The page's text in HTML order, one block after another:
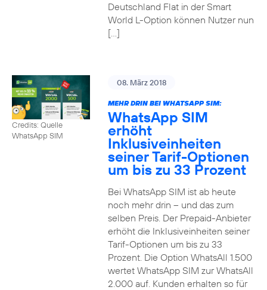
Deutschland Flat in der Smart
World L-Option können Nutzer nun
[…]
Credits: Quelle
WhatsApp SIM
08. März 2018
MEHR DRIN BEI WHATSAPP SIM:
WhatsApp SIM
erhöht
Inklusiveinheiten
seiner Tarif-Optionen
um bis zu 33 Prozent
Bei WhatsApp SIM ist ab heute
noch mehr drin – und das zum
selben Preis. Der Prepaid-Anbieter
erhöht die Inklusiveinheiten seiner
Tarif-Optionen um bis zu 33
Prozent. Die Option WhatsAll 1.500
wertet WhatsApp SIM zur WhatsAll
2.000 auf. Kunden erhalten so für